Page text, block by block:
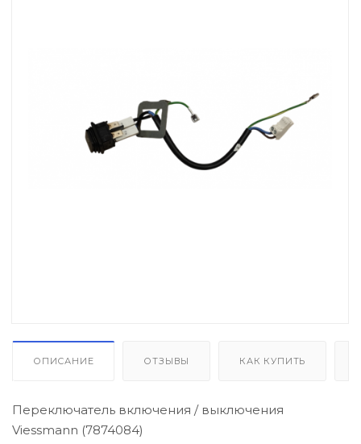
ОПИСАНИЕ ОТЗЫВЫ КАК КУПИТЬ
Переключатель включения / выключения
Viessmann (7874084)
Теплоизоляция (изоляционные
панели) камеры сгорания